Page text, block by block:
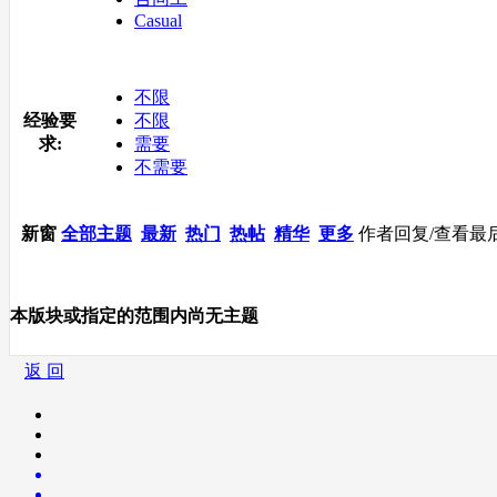
Casual
经验要
求:
不限
不限
需要
不需要
新窗 全部主题 最新 热门 热帖 精华 更多 作者回复/查看最
本版块或指定的范围内尚无主题
返 回